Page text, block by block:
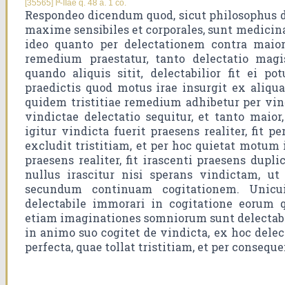
[35565] Iª-IIae q. 48 a. 1 co.
Respondeo dicendum quod, sicut
maxime sensibiles et corporales, sunt
ideo quanto per delectationem contra
remedium praestatur, tanto delectatio
quando aliquis sitit, delectabilior fit ei
praedictis quod motus irae insurgit ex
quidem tristitiae remedium adhibetur per
vindictae delectatio sequitur, et tanto
igitur vindicta fuerit praesens realiter, fit
excludit tristitiam, et per hoc quietat motum
praesens realiter, fit irascenti praesens
nullus irascitur nisi sperans vindictam, ut
secundum continuam cogitationem.
delectabile immorari in cogitatione eorum
etiam imaginationes somniorum sunt
in animo suo cogitet de vindicta, ex hoc
perfecta, quae tollat tristitiam, et per